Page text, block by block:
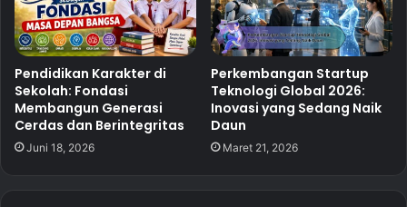
Pendidikan Karakter di
Sekolah: Fondasi
Membangun Generasi
Cerdas dan Berintegritas
Juni 18, 2026
Perkembangan Startup
Teknologi Global 2026:
Inovasi yang Sedang Naik
Daun
Maret 21, 2026